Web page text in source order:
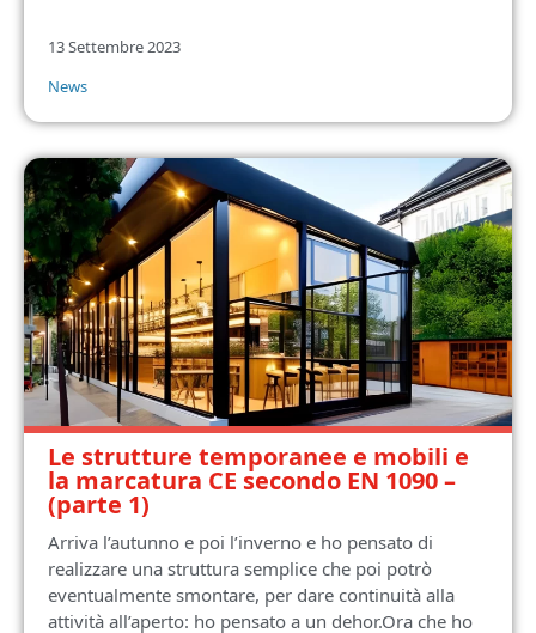
13 Settembre 2023
News
Le strutture temporanee e mobili e
la marcatura CE secondo EN 1090 –
(parte 1)
Arriva l’autunno e poi l’inverno e ho pensato di
realizzare una struttura semplice che poi potrò
eventualmente smontare, per dare continuità alla
attività all’aperto: ho pensato a un dehor.Ora che ho